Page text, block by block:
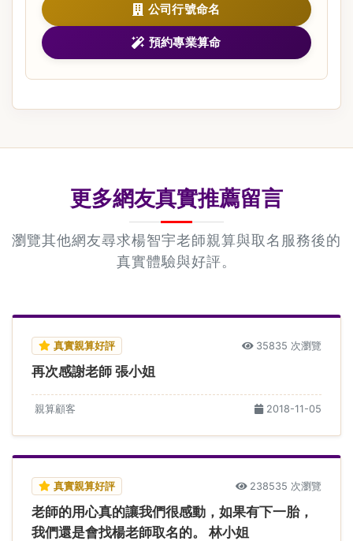
公司行號命名
預約專業算命
更多網友真實推薦留言
瀏覽其他網友尋求楊智宇老師親算與取名服務後的
真實體驗與好評。
真實親算好評 35835 次瀏覽
再次感謝老師 張小姐
親算顧客 2018-11-05
真實親算好評 238535 次瀏覽
老師的用心真的讓我們很感動，如果有下一胎，
我們還是會找楊老師取名的。 林小姐